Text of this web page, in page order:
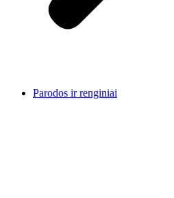
Parodos ir renginiai